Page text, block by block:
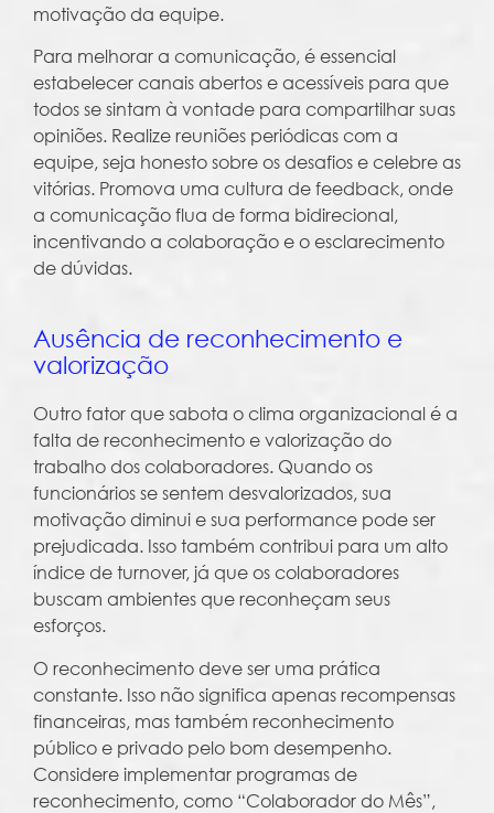
motivação da equipe.
Para melhorar a comunicação, é essencial
estabelecer canais abertos e acessíveis para que
todos se sintam à vontade para compartilhar suas
opiniões. Realize reuniões periódicas com a
equipe, seja honesto sobre os desafios e celebre as
vitórias. Promova uma cultura de feedback, onde
a comunicação flua de forma bidirecional,
incentivando a colaboração e o esclarecimento
de dúvidas.
Ausência de reconhecimento e
valorização
Outro fator que sabota o clima organizacional é a
falta de reconhecimento e valorização do
trabalho dos colaboradores. Quando os
funcionários se sentem desvalorizados, sua
motivação diminui e sua performance pode ser
prejudicada. Isso também contribui para um alto
índice de turnover, já que os colaboradores
buscam ambientes que reconheçam seus
esforços.
O reconhecimento deve ser uma prática
constante. Isso não significa apenas recompensas
financeiras, mas também reconhecimento
público e privado pelo bom desempenho.
Considere implementar programas de
reconhecimento, como “Colaborador do Mês”,